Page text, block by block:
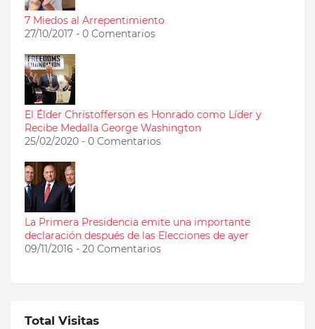
7 Miedos al Arrepentimiento
27/10/2017 - 0 Comentarios
El Élder Christofferson es Honrado como Líder y
Recibe Medalla George Washington
25/02/2020 - 0 Comentarios
La Primera Presidencia emite una importante
declaración después de las Elecciones de ayer
09/11/2016 - 20 Comentarios
Total Visitas